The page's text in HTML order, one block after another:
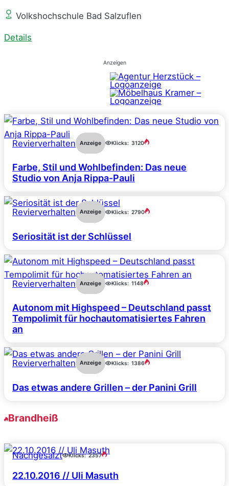
Volkshochschule Bad Salzuflen
Details
Anzeigen
Revierverhalten Anzeige Klicks: 3120
Farbe, Stil und Wohlbefinden: Das neue
Studio von Anja Rippa-Pauli
Revierverhalten Anzeige Klicks: 2790
Seriosität ist der Schlüssel
Revierverhalten Anzeige Klicks: 1148
Autonom mit Highspeed – Deutschland passt
Tempolimit für hochautomatisiertes Fahren
an
Revierverhalten Anzeige Klicks: 1386
Das etwas andere Grillen – der Panini Grill
Brandheiß
Nachgesalzt Klicks: 2357
22.10.2016 // Uli Masuth